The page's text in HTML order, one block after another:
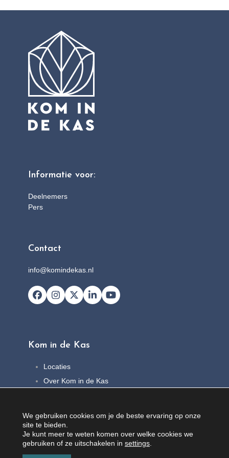
Informatie voor:
Deelnemers
Pers
Contact
info@komindekas.nl
Facebook
Instagram
X LinkedInYouTube
Kom in de Kas
Locaties
Over Kom in de Kas
Contact
We gebruiken cookies om je de beste ervaring op onze
site te bieden.
Je kunt meer te weten komen over welke cookies we
gebruiken of ze uitschakelen in settings